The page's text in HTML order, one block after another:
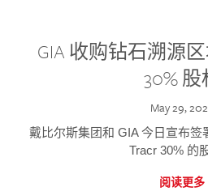
GIA 收购钻石溯源
30% 股
May 29,
戴比尔斯集团和 GIA 今日宣布签
Tracr 30% 的
阅读更多